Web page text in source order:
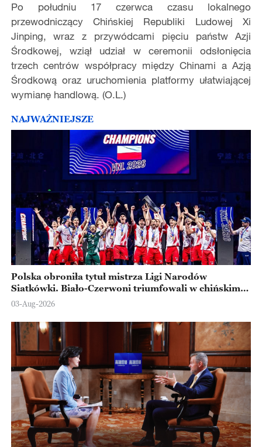
Po południu 17 czerwca czasu lokalnego
przewodniczący Chińskiej Republiki Ludowej Xi
Jinping, wraz z przywódcami pięciu państw Azji
Środkowej, wziął udział w ceremonii odsłonięcia
trzech centrów współpracy między Chinami a Azją
Środkową oraz uruchomienia platformy ułatwiającej
wymianę handlową. (O.L.)
NAJWAŻNIEJSZE
Polska obroniła tytuł mistrza Ligi Narodów
Siatkówki. Biało-Czerwoni triumfowali w chińskim
Ningbo
03-Aug-2026